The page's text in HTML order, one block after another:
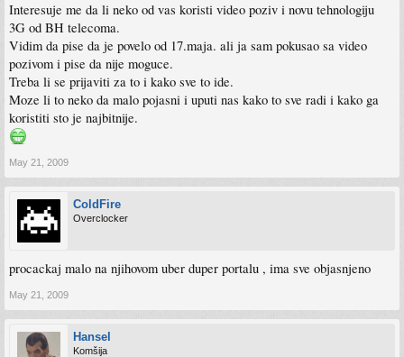
Interesuje me da li neko od vas koristi video poziv i novu tehnologiju
3G od BH telecoma.
Vidim da pise da je povelo od 17.maja. ali ja sam pokusao sa video
pozivom i pise da nije moguce.
Treba li se prijaviti za to i kako sve to ide.
Moze li to neko da malo pojasni i uputi nas kako to sve radi i kako ga
koristiti sto je najbitnije.
May 21, 2009
ColdFire
Overclocker
procackaj malo na njihovom uber duper portalu , ima sve objasnjeno
May 21, 2009
Hansel
Komšija